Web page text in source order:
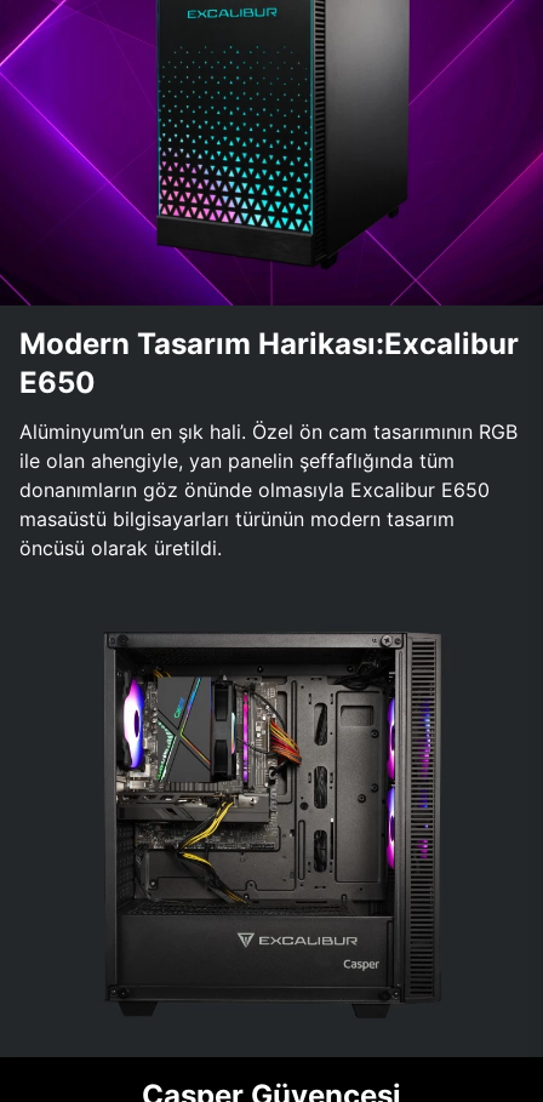
Modern Tasarım Harikası:Excalibur
E650
Alüminyum’un en şık hali. Özel ön cam tasarımının RGB
ile olan ahengiyle, yan panelin şeffaflığında tüm
donanımların göz önünde olmasıyla Excalibur E650
masaüstü bilgisayarları türünün modern tasarım
öncüsü olarak üretildi.